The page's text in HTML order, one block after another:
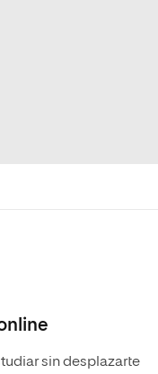
sin desplazarte